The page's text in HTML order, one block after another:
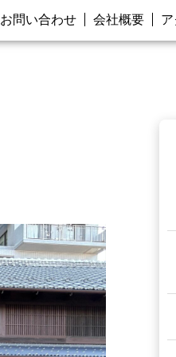
お問い合わせ 会社概要